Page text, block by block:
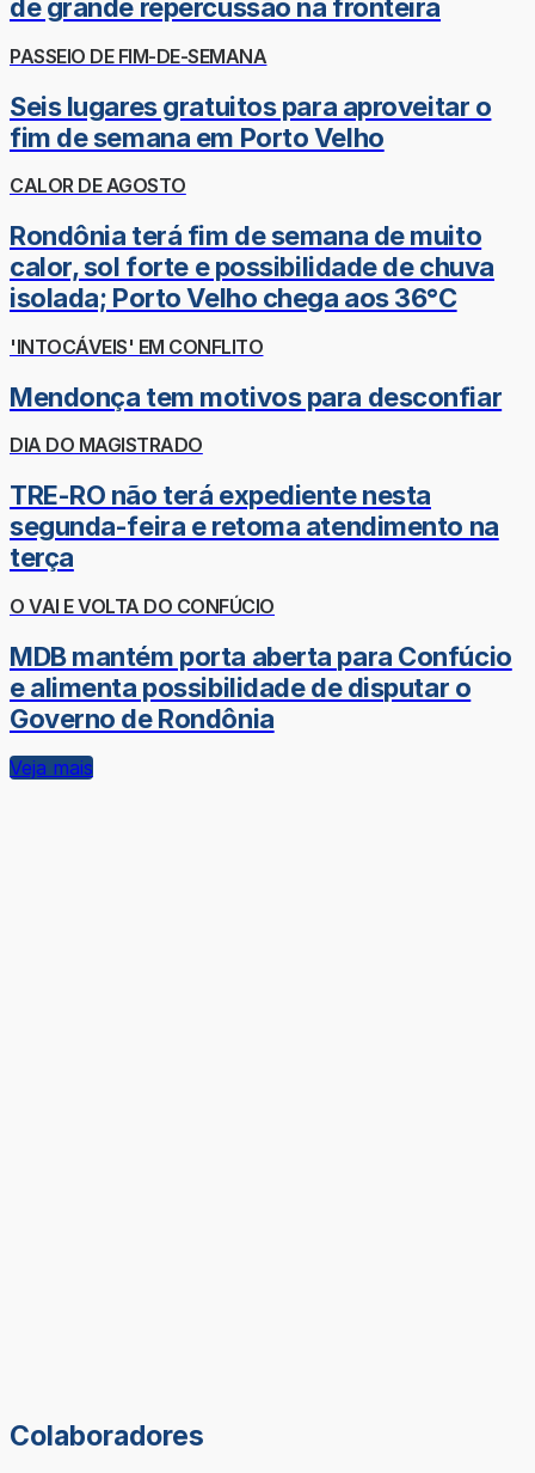
de grande repercussão na fronteira
PASSEIO DE FIM-DE-SEMANA
Seis lugares gratuitos para aproveitar o
fim de semana em Porto Velho
CALOR DE AGOSTO
Rondônia terá fim de semana de muito
calor, sol forte e possibilidade de chuva
isolada; Porto Velho chega aos 36°C
'INTOCÁVEIS' EM CONFLITO
Mendonça tem motivos para desconfiar
DIA DO MAGISTRADO
TRE-RO não terá expediente nesta
segunda-feira e retoma atendimento na
terça
O VAI E VOLTA DO CONFÚCIO
MDB mantém porta aberta para Confúcio
e alimenta possibilidade de disputar o
Governo de Rondônia
Veja mais
Colaboradores